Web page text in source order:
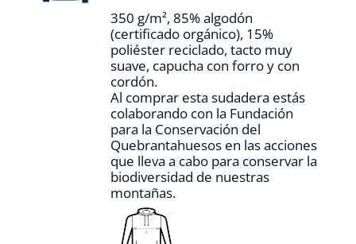
página
de
producto
350 g/m², 85% algodón
(certificado orgánico), 15%
poliéster reciclado, tacto muy
suave, capucha con forro y con
cordón.
Al comprar esta sudadera estás
colaborando con la Fundación
para la Conservación del
Quebrantahuesos en las acciones
que lleva a cabo para conservar la
biodiversidad de nuestras
montañas.